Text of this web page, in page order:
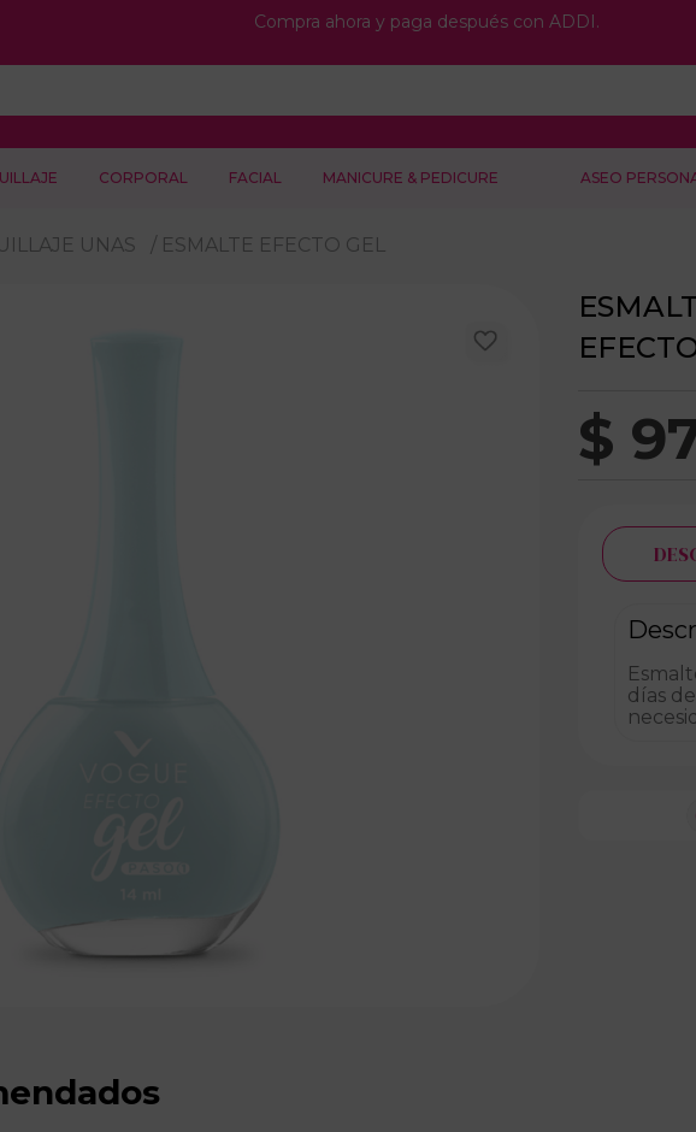
Compra ahora y paga después con ADDI.
CORPORAL FACIAL MANICURE & PEDICURE ASEO
UNAS ESMALTE EFECTO GEL
$
días